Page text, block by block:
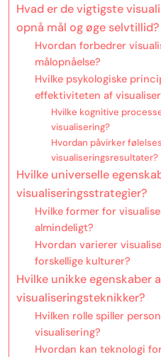
Hvad er de vigtigste
opnå mål og øge selvtillid?
Hvordan forbedrer
målopnåelse?
Hvilke psykologiske
effektiviteten af
Hvilke kognitive
visualisering?
Hvordan påvirker
visualiseringsresultater?
Hvilke universelle
visualiseringsstrategier?
Hvilke former for
almindeligt?
Hvordan varierer
forskellige kulturer?
Hvilke unikke egenskaber
visualiseringsteknikker?
Hvilken rolle spiller
visualisering?
Hvordan kan teknologi